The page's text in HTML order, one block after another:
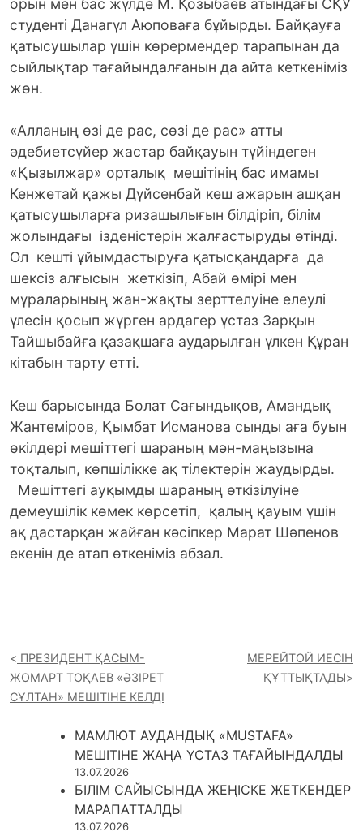
орын мен бас жүлде М. Қозыбаев атындағы СҚУ
студенті Данагүл Аюповаға бұйырды. Байқауға
қатысушылар үшін көрермендер тарапынан да
сыйлықтар тағайындалғанын да айта кеткеніміз
жөн.
«Алланың өзі де рас, сөзі де рас» атты
әдебиетсүйер жастар байқауын түйіндеген
«Қызылжар» орталық мешітінің бас имамы
Кенжетай қажы Дүйсенбай кеш ажарын ашқан
қатысушыларға ризашылығын білдіріп, білім
жолындағы ізденістерін жалғастыруды өтінді.
Ол кешті ұйымдастыруға қатысқандарға да
шексіз алғысын жеткізіп, Абай өмірі мен
мұраларының жан-жақты зерттелуіне елеулі
үлесін қосып жүрген ардагер ұстаз Зарқын
Тайшыбайға қазақшаға аударылған үлкен Құран
кітабын тарту етті.
Кеш барысында Болат Сағындықов, Амандық
Жантеміров, Қымбат Исманова сынды аға буын
өкілдері мешіттегі шараның мән-маңызына
тоқталып, көпшілікке ақ тілектерін жаудырды.
Мешіттегі ауқымды шараның өткізілуіне
демеушілік көмек көрсетіп, қалың қауым үшін
ақ дастарқан жайған кәсіпкер Марат Шәпенов
екенін де атап өткеніміз абзал.
ПРЕЗИДЕНТ ҚАСЫМ-
ЖОМАРТ ТОҚАЕВ «ӘЗІРЕТ
СҰЛТАН» МЕШІТІНЕ КЕЛДІ
МЕРЕЙТОЙ ИЕСІН
ҚҰТТЫҚТАДЫ
МАМЛЮТ АУДАНДЫҚ «MUSTAFA»
МЕШІТІНЕ ЖАҢА ҰСТАЗ ТАҒАЙЫНДАЛДЫ
13.07.2026
БІЛІМ САЙЫСЫНДА ЖЕҢІСКЕ ЖЕТКЕНДЕР
МАРАПАТТАЛДЫ
13.07.2026